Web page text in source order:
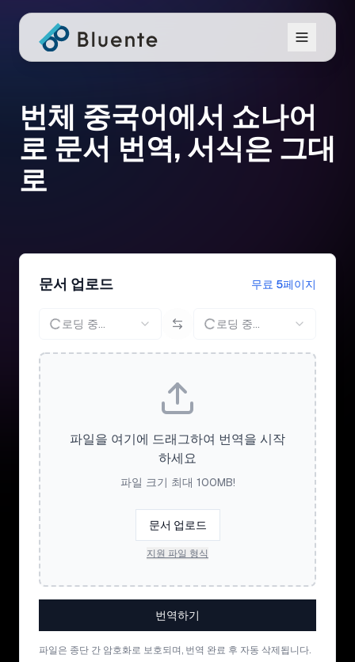
번체 중국어에서 쇼나어
로 문서 번역, 서식은 그대
로
문서 업로드 무료 5페이지
로딩 중... 로딩 중...
파일을 여기에 드래그하여 번역을 시작
하세요
파일 크기 최대 100MB!
문서 업로드
지원 파일 형식
번역하기
파일은 종단 간 암호화로 보호되며, 번역 완료 후 자동 삭제됩니다.